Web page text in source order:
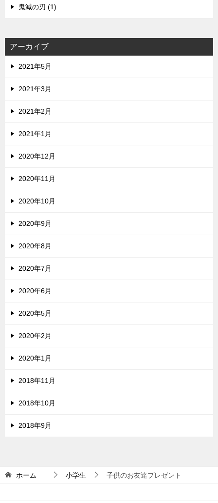
鬼滅の刃 (1)
アーカイブ
2021年5月
2021年3月
2021年2月
2021年1月
2020年12月
2020年11月
2020年10月
2020年9月
2020年8月
2020年7月
2020年6月
2020年5月
2020年2月
2020年1月
2018年11月
2018年10月
2018年9月
ホーム 小学生 子供のお友達プレゼント